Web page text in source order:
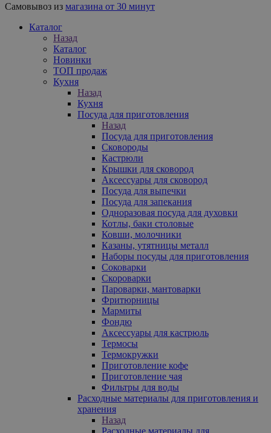
Самовывоз из магазина от 30 минут
Каталог
Назад
Каталог
Новинки
ТОП продаж
Кухня
Назад
Кухня
Посуда для приготовления
Назад
Посуда для приготовления
Сковороды
Кастрюли
Крышки для сковород
Аксессуары для сковород
Посуда для выпечки
Посуда для запекания
Одноразовая посуда для духовки
Котлы, баки столовые
Ковши, молочники
Казаны, утятницы металл
Наборы посуды для приготовления
Соковарки
Скороварки
Пароварки, мантоварки
Фритюрницы
Мармиты
Фондю
Аксессуары для кастрюль
Термосы
Термокружки
Приготовление кофе
Приготовление чая
Фильтры для воды
Расходные материалы для приготовления и
хранения
Назад
Расходные материалы для